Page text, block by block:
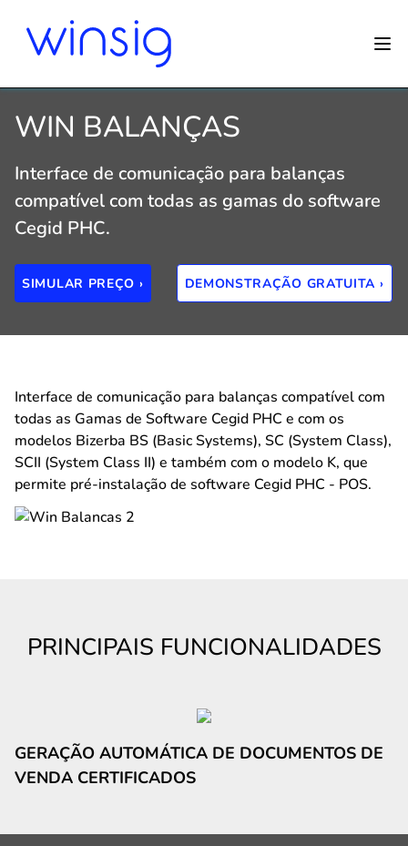
WIN BALANÇAS
Interface de comunicação para balanças
compatível com todas as gamas do software
Cegid PHC.
SIMULAR PREÇO › DEMONSTRAÇÃO GRATUITA ›
Interface de comunicação para balanças compatível com
todas as Gamas de Software Cegid PHC e com os
modelos Bizerba BS (Basic Systems), SC (System Class),
SCII (System Class II) e também com o modelo K, que
permite pré-instalação de software Cegid PHC - POS.
PRINCIPAIS FUNCIONALIDADES
GERAÇÃO AUTOMÁTICA DE DOCUMENTOS DE
VENDA CERTIFICADOS